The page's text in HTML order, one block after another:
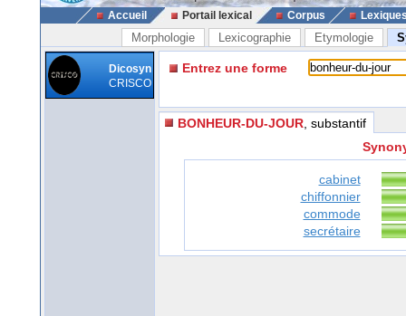
Accueil Portail lexical Corpus
Morphologie Lexicographie Etymologie
Dicosyn
CRISCO
Entrez une forme
BONHEUR-DU-JOUR , substantif
cabinet
chiffonnier
commode
secrétaire